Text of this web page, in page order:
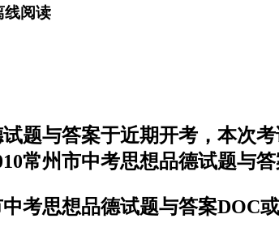
线阅读
题与答案于近期开考，本次
常州市中考思想品德试题与
考思想品德试题与答案DOC